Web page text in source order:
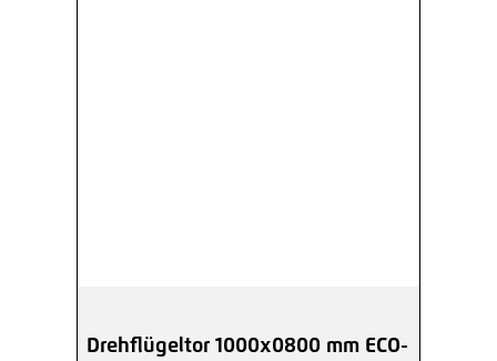
Drehflügeltor 1000x0800 mm ECO-